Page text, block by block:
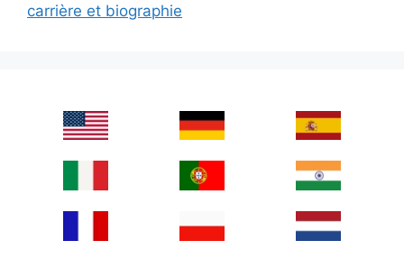
carrière et biographie